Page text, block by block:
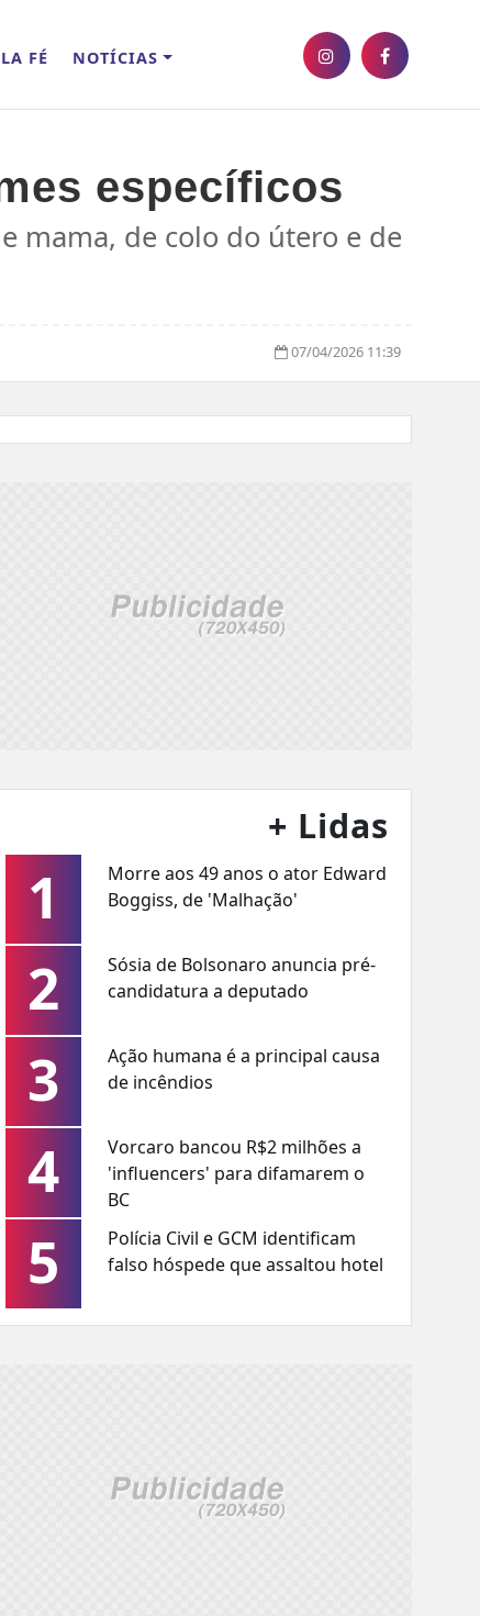
FÉ NOTÍCIAS
específicos
mama, de colo do útero e de
07/04/2026 11:39
+ Lidas
1
Morre aos 49 anos o ator Edward
Boggiss, de 'Malhação'
2
Sósia de Bolsonaro anuncia pré-
candidatura a deputado
3
Ação humana é a principal causa
de incêndios
4
Vorcaro bancou R$2 milhões a
'influencers' para difamarem o
BC
5
Polícia Civil e GCM identificam
falso hóspede que assaltou hotel